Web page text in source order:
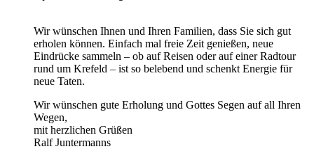
Wir wünschen Ihnen und Ihren Familien, dass Sie sich gut
erholen können. Einfach mal freie Zeit genießen, neue
Eindrücke sammeln – ob auf Reisen oder auf einer Radtour
rund um Krefeld – ist so belebend und schenkt Energie für
neue Taten.
Wir wünschen gute Erholung und Gottes Segen auf all Ihren
Wegen,
mit herzlichen Grüßen
Ralf Juntermanns